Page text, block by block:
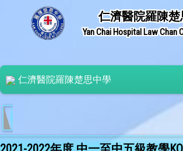
仁濟醫院羅陳
Yan Chai Hospital Law Chan
仁濟醫院羅陳楚思中學